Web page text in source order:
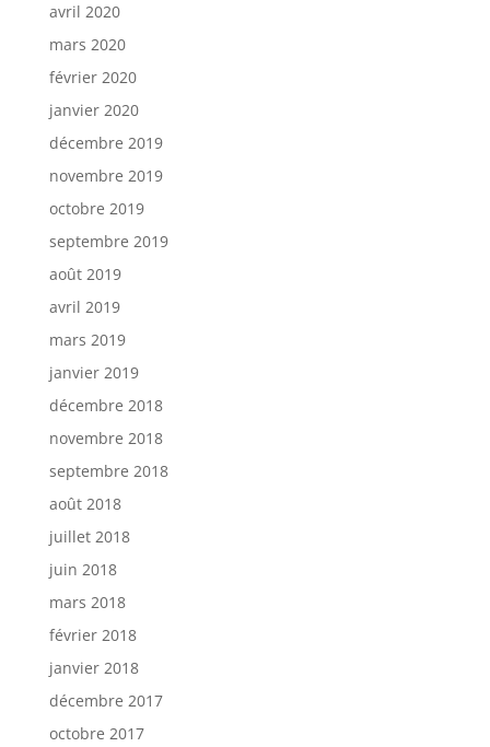
avril 2020
mars 2020
février 2020
janvier 2020
décembre 2019
novembre 2019
octobre 2019
septembre 2019
août 2019
avril 2019
mars 2019
janvier 2019
décembre 2018
novembre 2018
septembre 2018
août 2018
juillet 2018
juin 2018
mars 2018
février 2018
janvier 2018
décembre 2017
octobre 2017